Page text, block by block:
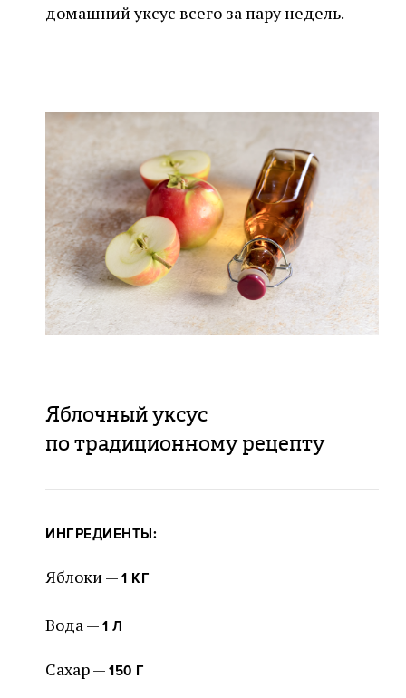
домашний уксус всего за пару недель.
Яблочный уксус
по традиционному рецепту
ИНГРЕДИЕНТЫ:
Яблоки — 1 КГ
Вода — 1 Л
Сахар — 150 Г